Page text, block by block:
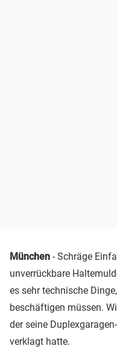
München - Schräge
unverrückbare
es sehr technische
beschäftigen müssen.
der seine
verklagt hatte.